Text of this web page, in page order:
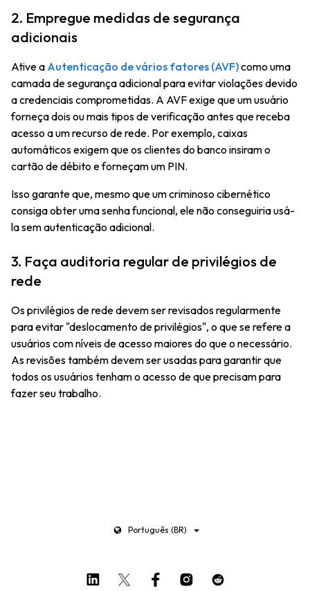
2. Empregue medidas de segurança
adicionais
Ative a Autenticação de vários fatores (AVF)como uma
camada de segurança adicional para evitar violações devido
a credenciais comprometidas. A AVF exige que um usuário
forneça dois ou mais tipos de verificação antes que receba
acesso a um recurso de rede. Por exemplo, caixas
automáticos exigem que os clientes do banco insiram o
cartão de débito e forneçam um PIN.
Isso garante que, mesmo que um criminoso cibernético
consiga obter uma senha funcional, ele não conseguiria usá-
la sem autenticação adicional.
3. Faça auditoria regular de privilégios de
rede
Os privilégios de rede devem ser revisados regularmente
para evitar "deslocamento de privilégios", o que se refere a
usuários com níveis de acesso maiores do que o necessário.
As revisões também devem ser usadas para garantir que
todos os usuários tenham o acesso de que precisam para
fazer seu trabalho.
Português (BR)